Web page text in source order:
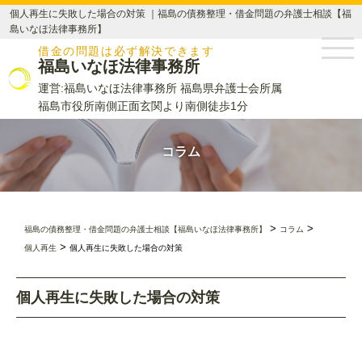
個人再生に失敗した場合の対策 ｜福島の債務整理・借金問題の弁護士相談【福
島いなほ法律事務所】
借金の問題は必ず解決できます
福島いなほ法律事務所
運営:福島いなほ法律事務所 福島県弁護士会所属
福島市役所南側正面玄関より南側徒歩1分
コラム
福島の債務整理・借金問題の弁護士相談【福島いなほ法律事務所】 > コラム >
個人再生 > 個人再生に失敗した場合の対策
個人再生に失敗した場合の対策